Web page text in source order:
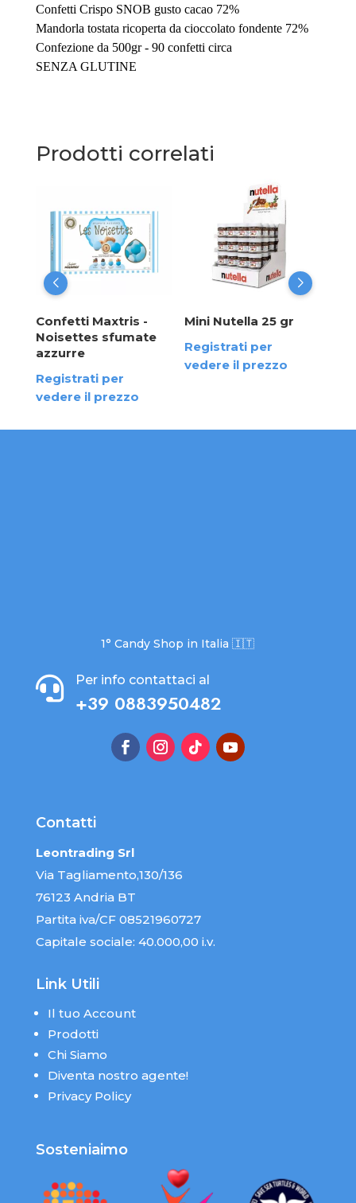
Confetti Crispo SNOB gusto cacao 72%
Mandorla tostata ricoperta da cioccolato fondente 72%
Confezione da 500gr - 90 confetti circa
SENZA GLUTINE
Prodotti correlati
Confetti Maxtris -
Noisettes sfumate
azzurre
Registrati per
vedere il prezzo
Mini Nutella 25 gr
Registrati per
vedere il prezzo
1° Candy Shop in Italia 🇮🇹
 Per info contattaci al
+39 0883950482
Contatti
Leontrading Srl
Via Tagliamento,130/136
76123 Andria BT
Partita iva/CF 08521960727
Capitale sociale: 40.000,00 i.v.
Link Utili
Il tuo Account
Prodotti
Chi Siamo
Diventa nostro agente!
Privacy Policy
Sosteniaimo